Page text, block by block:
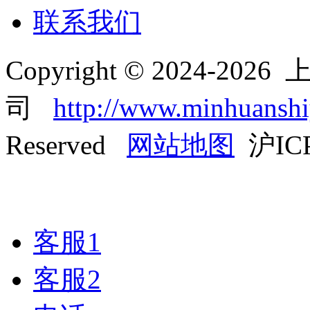
联系我们
Copyright © 2024-2026
司 http://
Reserved
网站地图 沪
客服1
客服2